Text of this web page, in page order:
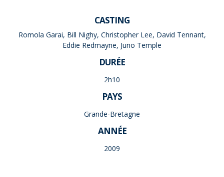
CASTING
Romola Garai, Bill Nighy, Christopher Lee, David Tennant,
Eddie Redmayne, Juno Temple
DURÉE
2h10
PAYS
Grande-Bretagne
ANNÉE
2009